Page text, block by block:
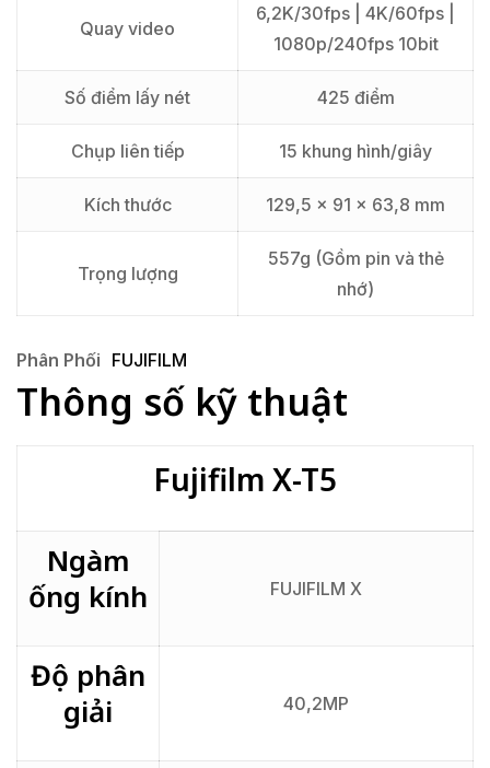
Quay video
6,2K/30fps | 4K/60fps |
1080p/240fps 10bit
Số điểm lấy nét 425 điểm
Chụp liên tiếp 15 khung hình/giây
Kích thước 129,5 x 91 x 63,8 mm
Trọng lượng
557g (Gồm pin và thẻ
nhớ)
Phân Phối FUJIFILM
Thông số kỹ thuật
Fujifilm X-T5
Ngàm
ống kính
FUJIFILM X
Độ phân
giải
40,2MP